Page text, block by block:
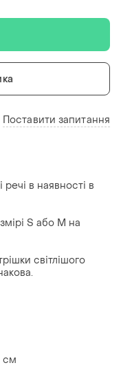
Поставити запитання
речі в наявності в
S або М на
світлішого
см